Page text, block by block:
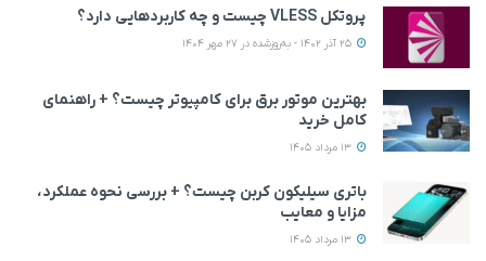
پروتکل VLESS چیست و چه کاربردهایی دارد؟
بهترین موتور برق برای کامپیوتر چیست؟ + راهنمای
کامل خرید
باتری سیلیکون کربن چیست؟ + بررسی نحوه عملکرد،
مزایا و معایب